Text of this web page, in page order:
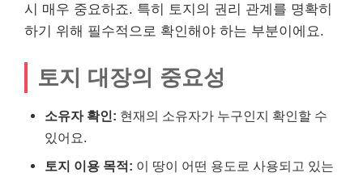
시 매우 중요하죠. 특히 토지의 권리 관계를 명확히
하기 위해 필수적으로 확인해야 하는 부분이에요.
토지 대장의 중요성
소유자 확인: 현재의 소유자가 누구인지 확인할 수
있어요.
토지 이용 목적: 이 땅이 어떤 용도로 사용되고 있는